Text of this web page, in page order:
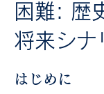
困難: 歴
将来シナ
はじめに